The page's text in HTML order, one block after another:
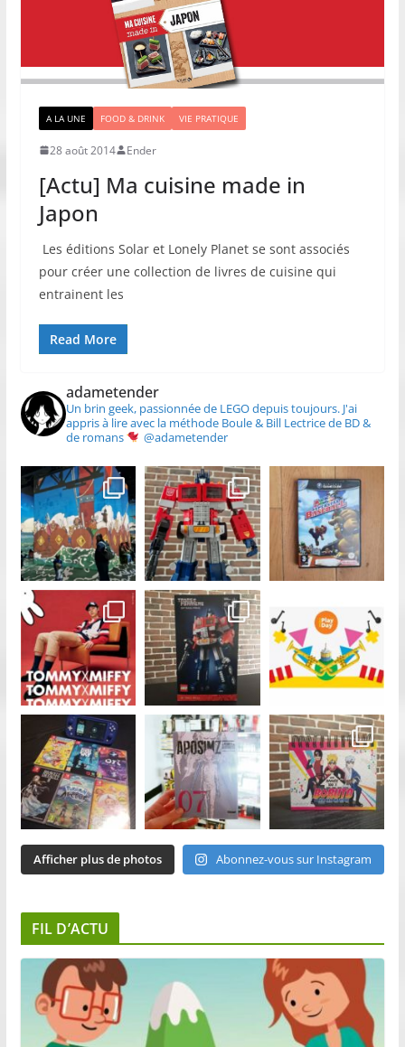
A LA UNE FOOD & DRINK VIE PRATIQUE
28 août 2014 Ender
[Actu] Ma cuisine made in
Japon
Les éditions Solar et Lonely Planet se sont associés
pour créer une collection de livres de cuisine qui
entrainent les
Read More
adametender
Un brin geek, passionnée de LEGO depuis toujours.J'ai
appris à lire avec la méthode Boule & Bill Lectrice de BD &
de romans
@adametender
Afficher plus de photos Abonnez-vous sur Instagram
FIL D’ACTU